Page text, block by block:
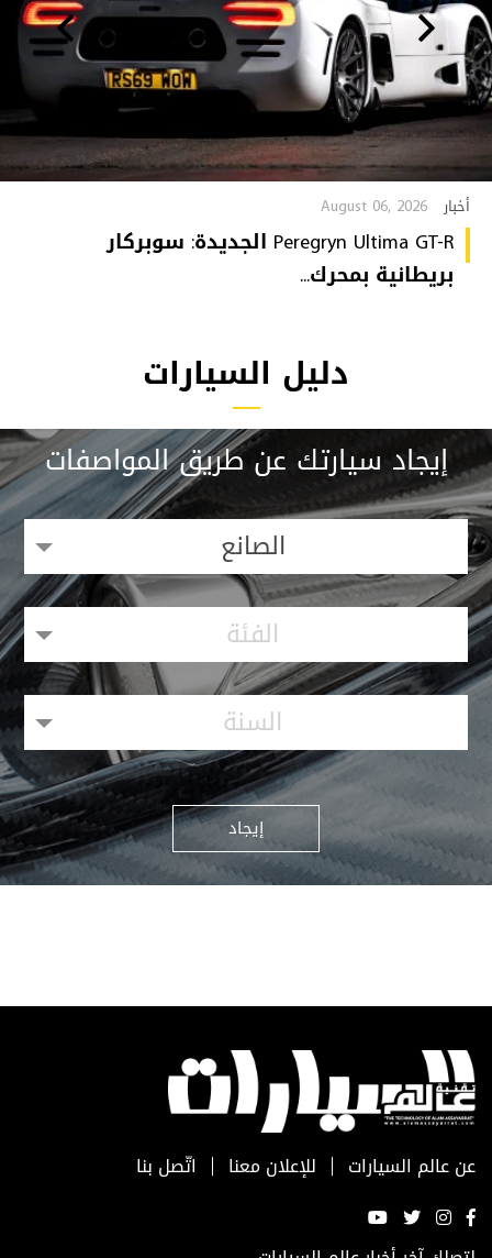
أخبار August 06, 2026
Peregryn Ultima GT-R الجديدة: سوبركار
بريطانية بمحرك...
دليل السيارات
إيجاد سيارتك عن طريق المواصفات
الصانع
الفئة
السنة
إيجاد
عن عالم السيارات للإعلان معنا اتّصل بنا